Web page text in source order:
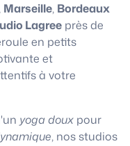
, Marseille, Bordeaux
Lagree près de
en petits
et
à votre
yoga doux pour
, nos studios